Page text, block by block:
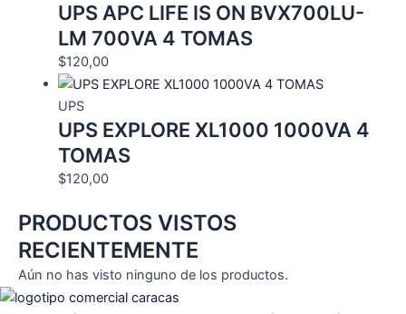
UPS APC LIFE IS ON BVX700LU-
LM 700VA 4 TOMAS
$120,00
UPS
UPS EXPLORE XL1000 1000VA 4
TOMAS
$120,00
PRODUCTOS VISTOS
RECIENTEMENTE
Aún no has visto ninguno de los productos.